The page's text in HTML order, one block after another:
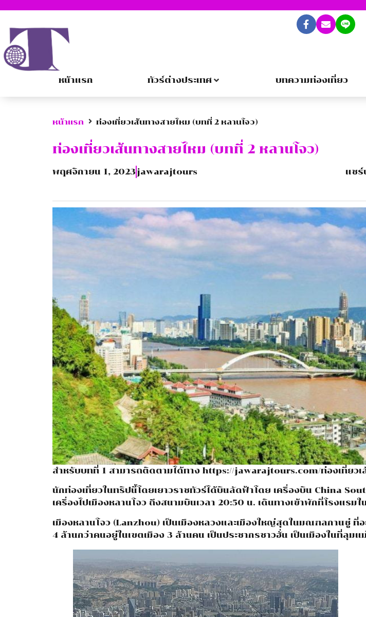
หน้าแรก ทัวร์ต่างประเทศ บทความท่องเที่ยว
หน้าแรก ท่องเที่ยวเส้นทางสายไหม (บทที่ 2 หลานโจว)
ท่องเที่ยวเส้นทางสายไหม (บทที่ 2 หลานโจว)
พฤศจิกายน 1, 2023 jawarajtours แชร์
สำหรับบทที่ 1 สามารถติดตามได้ทาง https://jawarajtours.com/ท่องเที่ยวเ
นักท่องเที่ยวในทริปนี้โดยเยาวราชทัวร์ได้บินลัดฟ้าโดย เครื่องบิน China
เครื่องไปเมืองหลานโจว ถึงสนามบินเวลา 20:50 น. เดินทางเข้าพักที่โรงแรม
เมืองหลานโจว (Lanzhou) เป็นเมืองหลวงและเมืองใหญ่สุดในมณฑลกานซู่
4 ล้านกว่าคนอยู่ในเขตเมือง 3 ล้านคน เป็นประชากรชาวฮั่น เป็นเมืองในที่ลุมแ